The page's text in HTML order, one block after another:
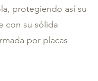
protegiendo así su
con su sólida
por placas